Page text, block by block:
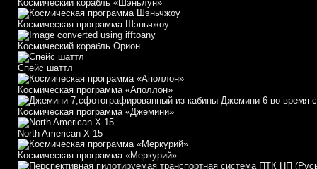
Космический корабль «Шэньлун»
Космическая программа Шэньчжоу
Космический корабль Орион
Спейс шаттл
Космическая программа «Аполлон»
Космическая программа «Джемини»
North American X-15
Космическая программа «Меркурий»